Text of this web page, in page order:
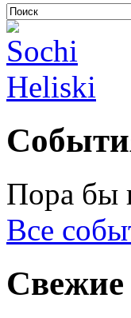
Пора бы
Все